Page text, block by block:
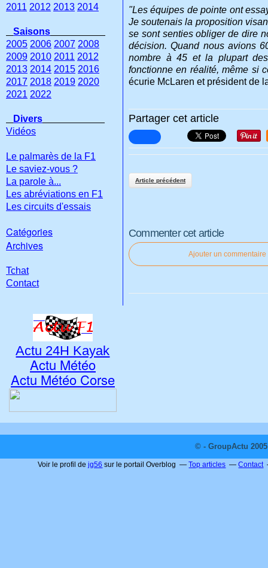
"Les équipes de pointe ont
Je soutenais la proposition
se sont senties obliger de dire
décision. Quand nous avions
nombre à 45 et la plupart
fonctionne en réalité, même si
écurie McLaren et président de
Partager cet article
Article précédent
Commenter cet article
Ajouter un commentaire
2011 2012 2013 2014
Saisons
2005 2006 2007 2008
2009 2010 2011 2012
2013 2014 2015 2016
2017 2018 2019 2020
2021 2022
Divers
Vidéos
Le palmarès de la F1
Le saviez-vous ?
La parole à...
Les abréviations en F1
Les circuits d'essais
Catégories
Archives
Tchat
Contact
Actu 24H Kayak
Actu Météo
Actu Météo Corse
© - GroupActu
Voir le profil dejg56 sur le portail Overblog Top articles Contact